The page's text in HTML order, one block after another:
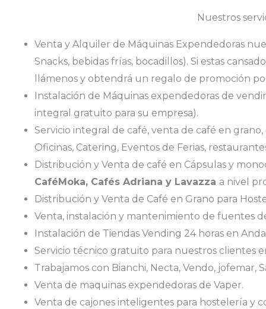
Nuestros
Venta y Alquiler de Máquinas Expendedoras
Snacks, bebidas frías, bocadillos). Si estas
llámenos y obtendrá un regalo de promoción
Instalación de Máquinas expendedoras de
integral gratuito para su empresa).
Servicio integral de café, venta de café en
Oficinas, Catering, Eventos de Ferias,
Distribución y Venta de café en Cápsulas y
CaféMoka, Cafés Adriana y Lavazza a nivel
Distribución y Venta de Café en Grano para
Venta, instalación y mantenimiento de fuentes
Instalación de Tiendas Vending 24 horas en
Servicio técnico gratuito para nuestros clientes
Trabajamos con Bianchi, Necta, Vendo, jofemar,
Venta de maquinas expendedoras de Vaper.
Venta de cajones inteligentes para hostelería y